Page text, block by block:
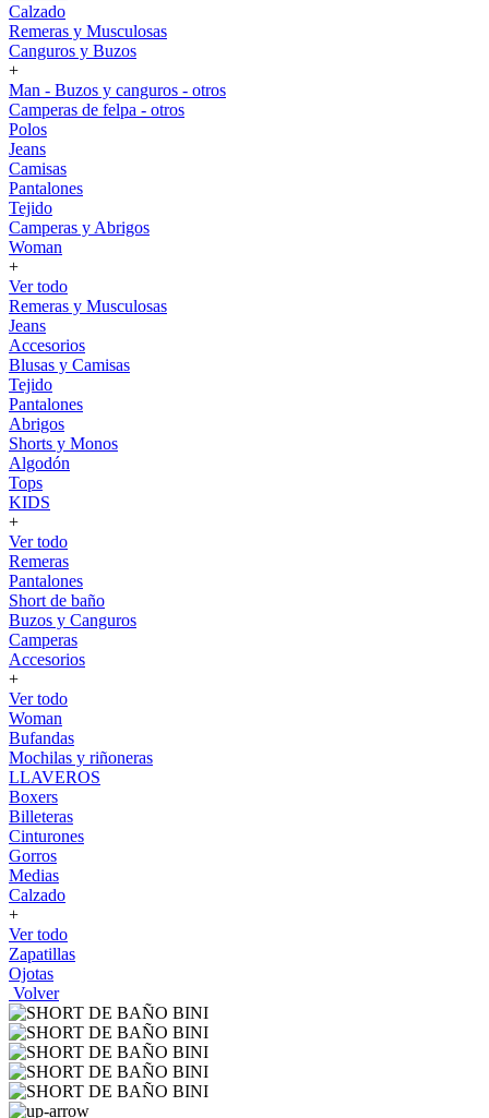
Calzado
Remeras y Musculosas
Canguros y Buzos
+
Man - Buzos y canguros - otros
Camperas de felpa - otros
Polos
Jeans
Camisas
Pantalones
Tejido
Camperas y Abrigos
Woman
+
Ver todo
Remeras y Musculosas
Jeans
Accesorios
Blusas y Camisas
Tejido
Pantalones
Abrigos
Shorts y Monos
Algodón
Tops
KIDS
+
Ver todo
Remeras
Pantalones
Short de baño
Buzos y Canguros
Camperas
Accesorios
+
Ver todo
Woman
Bufandas
Mochilas y riñoneras
LLAVEROS
Boxers
Billeteras
Cinturones
Gorros
Medias
Calzado
+
Ver todo
Zapatillas
Ojotas
Volver